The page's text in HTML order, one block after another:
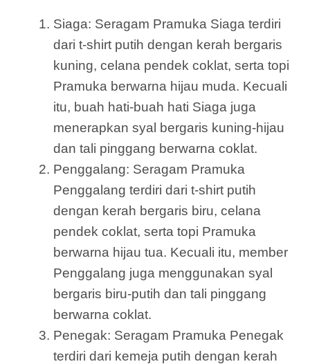
Siaga: Seragam Pramuka Siaga terdiri
dari t-shirt putih dengan kerah bergaris
kuning, celana pendek coklat, serta topi
Pramuka berwarna hijau muda. Kecuali
itu, buah hati-buah hati Siaga juga
menerapkan syal bergaris kuning-hijau
dan tali pinggang berwarna coklat.
Penggalang: Seragam Pramuka
Penggalang terdiri dari t-shirt putih
dengan kerah bergaris biru, celana
pendek coklat, serta topi Pramuka
berwarna hijau tua. Kecuali itu, member
Penggalang juga menggunakan syal
bergaris biru-putih dan tali pinggang
berwarna coklat.
Penegak: Seragam Pramuka Penegak
terdiri dari kemeja putih dengan kerah